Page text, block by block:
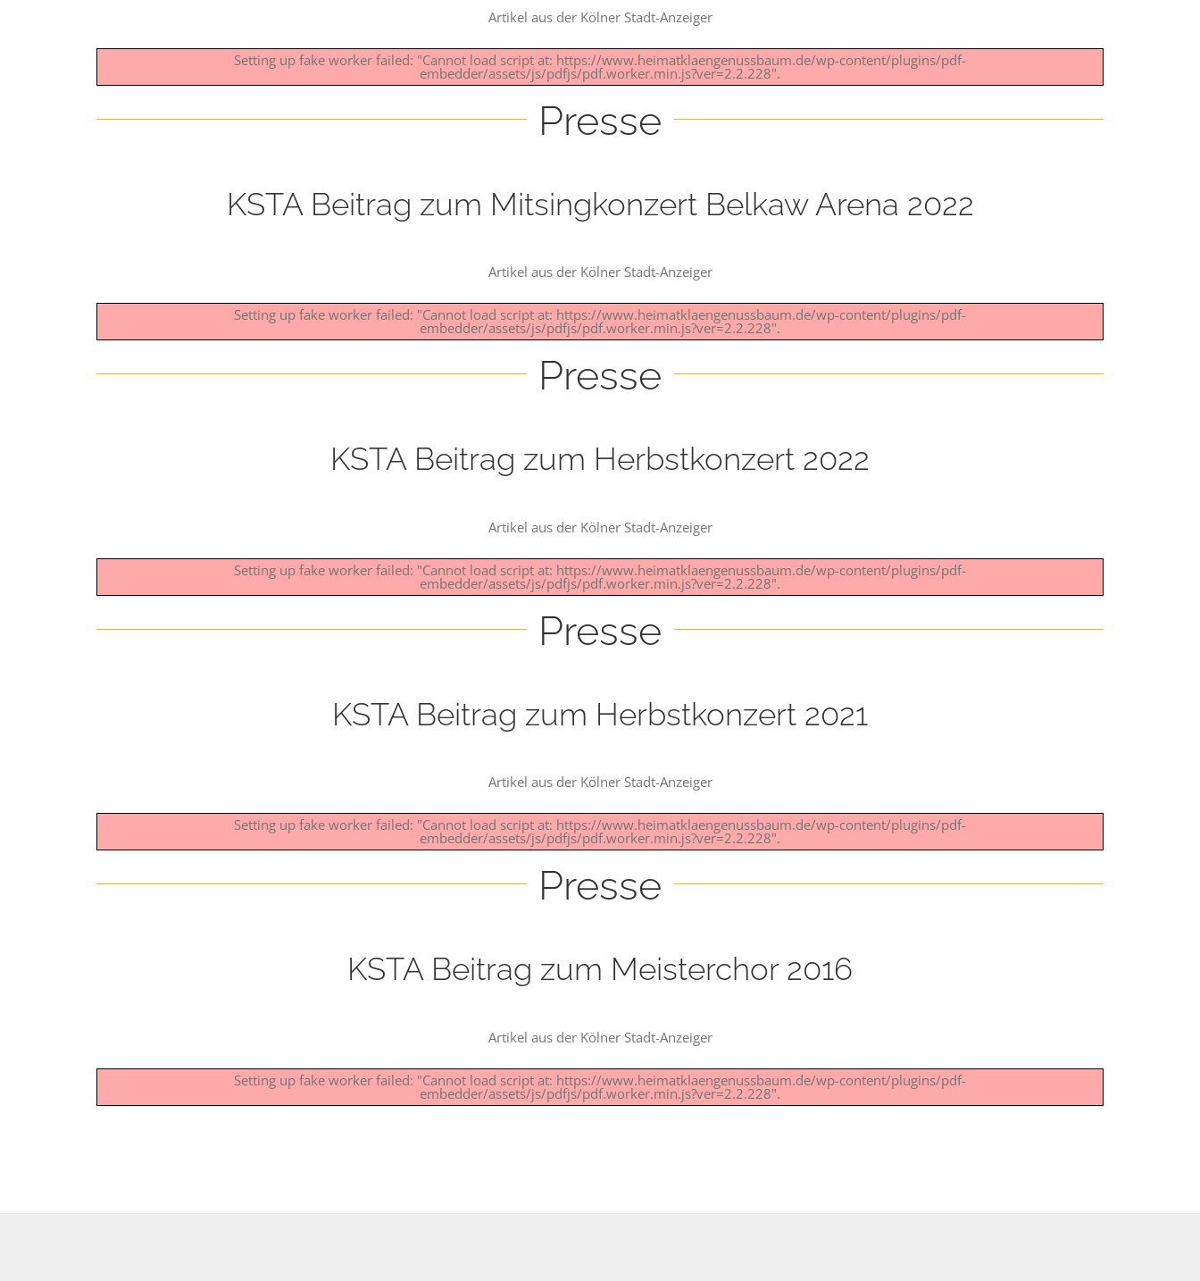
Artikel aus der Kölner Stadt-Anzeiger
Setting up fake worker failed: "Cannot load script at: https://www.heimatklaengenussbaum.de/wp-content/plugins/pdf-
embedder/assets/js/pdfjs/pdf.worker.min.js?ver=2.2.228".
Presse
KSTA Beitrag zum Mitsingkonzert Belkaw Arena 2022
Artikel aus der Kölner Stadt-Anzeiger
Setting up fake worker failed: "Cannot load script at: https://www.heimatklaengenussbaum.de/wp-content/plugins/pdf-
embedder/assets/js/pdfjs/pdf.worker.min.js?ver=2.2.228".
Presse
KSTA Beitrag zum Herbstkonzert 2022
Artikel aus der Kölner Stadt-Anzeiger
Setting up fake worker failed: "Cannot load script at: https://www.heimatklaengenussbaum.de/wp-content/plugins/pdf-
embedder/assets/js/pdfjs/pdf.worker.min.js?ver=2.2.228".
Presse
KSTA Beitrag zum Herbstkonzert 2021
Artikel aus der Kölner Stadt-Anzeiger
Setting up fake worker failed: "Cannot load script at: https://www.heimatklaengenussbaum.de/wp-content/plugins/pdf-
embedder/assets/js/pdfjs/pdf.worker.min.js?ver=2.2.228".
Presse
KSTA Beitrag zum Meisterchor 2016
Artikel aus der Kölner Stadt-Anzeiger
Setting up fake worker failed: "Cannot load script at: https://www.heimatklaengenussbaum.de/wp-content/plugins/pdf-
embedder/assets/js/pdfjs/pdf.worker.min.js?ver=2.2.228".